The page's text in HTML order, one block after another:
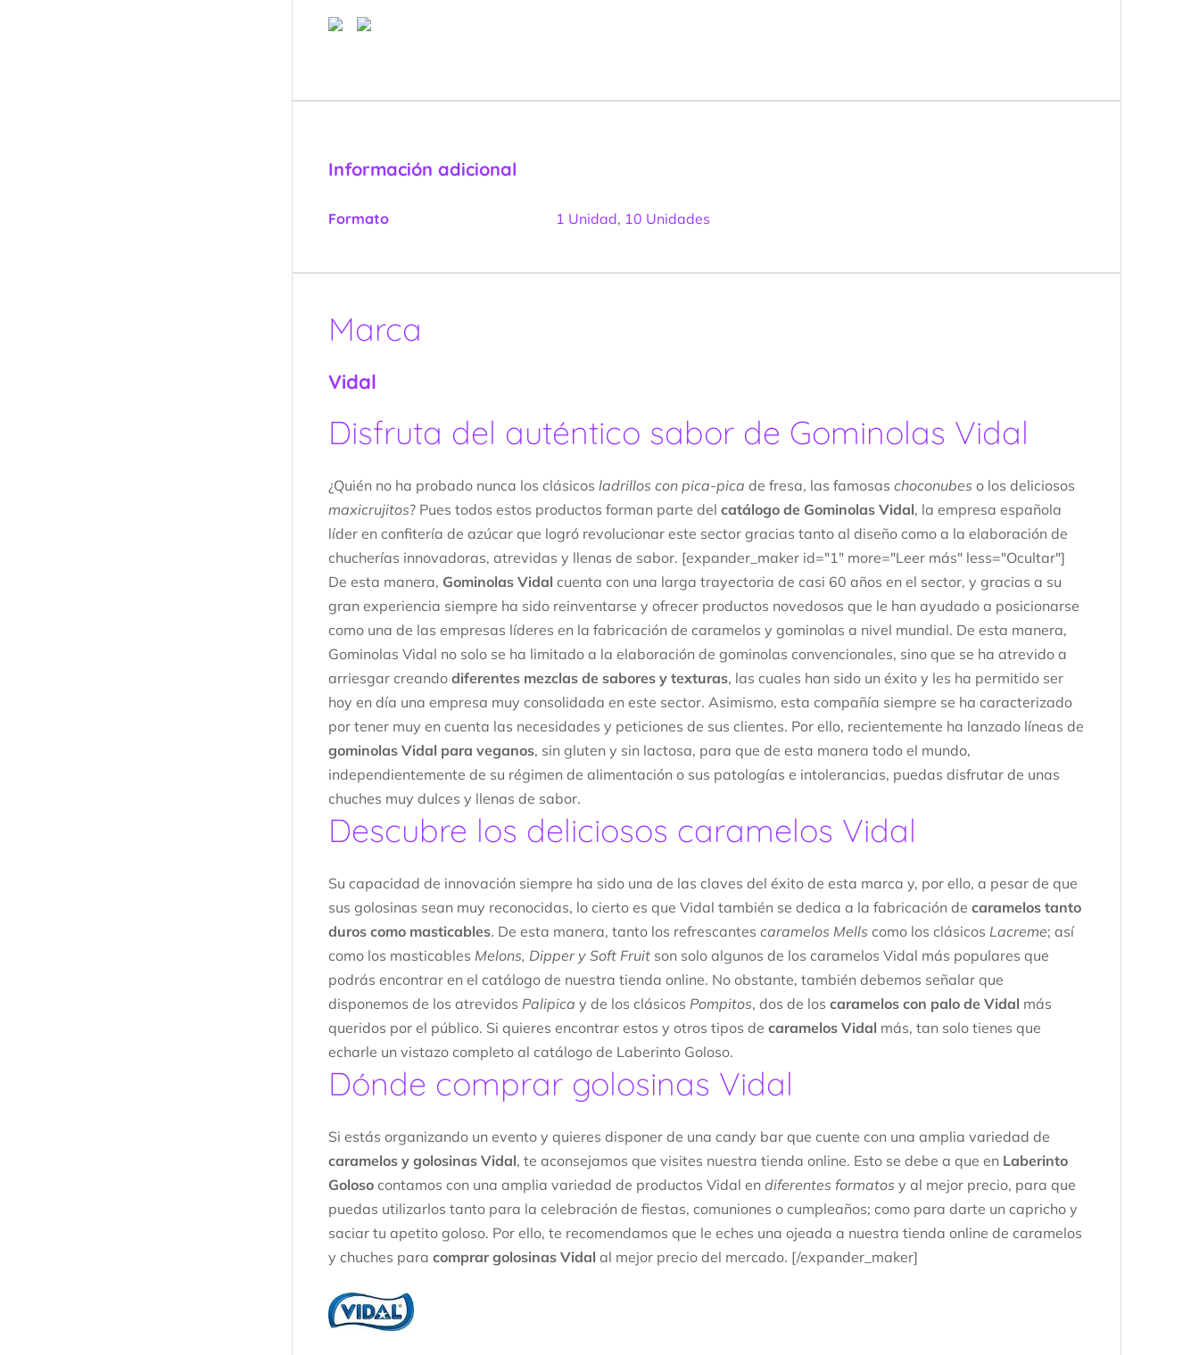
Información adicional
Formato 1 Unidad, 10 Unidades
Marca
Vidal
Disfruta del auténtico sabor de Gominolas Vidal
¿Quién no ha probado nunca los clásicos ladrillos con pica-pica de fresa, las famosas choconubes o los deliciosos
maxicrujitos? Pues todos estos productos forman parte del catálogo de Gominolas Vidal, la empresa española
líder en confitería de azúcar que logró revolucionar este sector gracias tanto al diseño como a la elaboración de
chucherías innovadoras, atrevidas y llenas de sabor. [expander_maker id="1" more="Leer más" less="Ocultar"]
De esta manera, Gominolas Vidal cuenta con una larga trayectoria de casi 60 años en el sector, y gracias a su
gran experiencia siempre ha sido reinventarse y ofrecer productos novedosos que le han ayudado a posicionarse
como una de las empresas líderes en la fabricación de caramelos y gominolas a nivel mundial. De esta manera,
Gominolas Vidal no solo se ha limitado a la elaboración de gominolas convencionales, sino que se ha atrevido a
arriesgar creando diferentes mezclas de sabores y texturas, las cuales han sido un éxito y les ha permitido ser
hoy en día una empresa muy consolidada en este sector. Asimismo, esta compañía siempre se ha caracterizado
por tener muy en cuenta las necesidades y peticiones de sus clientes. Por ello, recientemente ha lanzado líneas de
gominolas Vidal para veganos, sin gluten y sin lactosa, para que de esta manera todo el mundo,
independientemente de su régimen de alimentación o sus patologías e intolerancias, puedas disfrutar de unas
chuches muy dulces y llenas de sabor.
Descubre los deliciosos caramelos Vidal
Su capacidad de innovación siempre ha sido una de las claves del éxito de esta marca y, por ello, a pesar de que
sus golosinas sean muy reconocidas, lo cierto es que Vidal también se dedica a la fabricación de caramelos tanto
duros como masticables. De esta manera, tanto los refrescantes caramelos Mells como los clásicos Lacreme; así
como los masticables Melons, Dipper y Soft Fruit son solo algunos de los caramelos Vidal más populares que
podrás encontrar en el catálogo de nuestra tienda online. No obstante, también debemos señalar que
disponemos de los atrevidos Palipica y de los clásicos Pompitos, dos de los caramelos con palo de Vidal más
queridos por el público. Si quieres encontrar estos y otros tipos de caramelos Vidal más, tan solo tienes que
echarle un vistazo completo al catálogo de Laberinto Goloso.
Dónde comprar golosinas Vidal
Si estás organizando un evento y quieres disponer de una candy bar que cuente con una amplia variedad de
caramelos y golosinas Vidal, te aconsejamos que visites nuestra tienda online. Esto se debe a que en Laberinto
Goloso contamos con una amplia variedad de productos Vidal en diferentes formatos y al mejor precio, para que
puedas utilizarlos tanto para la celebración de fiestas, comuniones o cumpleaños; como para darte un capricho y
saciar tu apetito goloso. Por ello, te recomendamos que le eches una ojeada a nuestra tienda online de caramelos
y chuches para comprar golosinas Vidal al mejor precio del mercado. [/expander_maker]